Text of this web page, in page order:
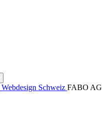
Webdesign Schweiz FABO AG